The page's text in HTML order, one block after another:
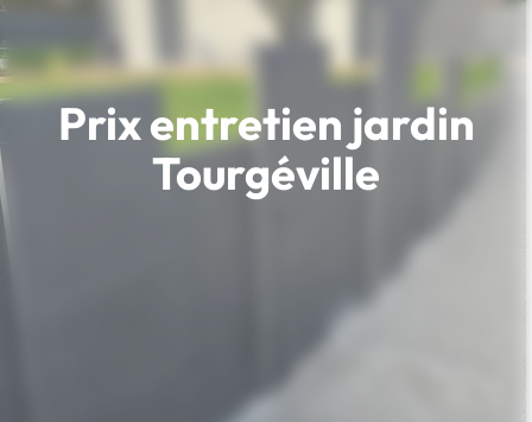
Prix entretien jardin
Tourgéville